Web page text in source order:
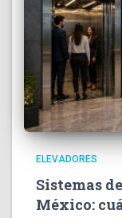
ELEVADORES
Sistemas
México: